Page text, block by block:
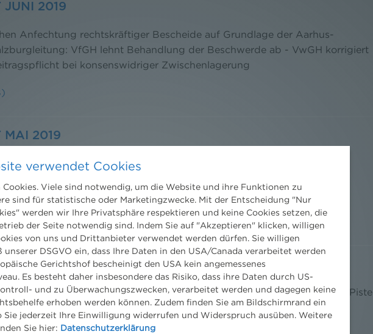
JUNI 2019
Anfechtung rechtskräftiger Bescheide auf Grundlage der Aarhus-
VfGH lehnt Behandlung der Beschwerde ab - VwGH korrigiert
bei konsenswidriger Zwischenlagerung
MAI 2019
durch die AWG-Rechtsbereinigungsnovelle - BVwG zur
Windparks im Rechtsmittelverfahren - Rückblick auf den ersten
die Housewarming Party in der Reisnerstraße 53
APRIL 2019
UVP-pflichtig - VwGH: Revisionen gegen Genehmigung der dritten Piste
- 380 kV Salzburgleitung: Lückenschluss im österreichischen
nächste Genehmigungshürde
verwendet Cookies
Viele sind notwendig, um die Website und ihre Funktionen zu
sind für statistische oder Marketingzwecke. Mit der Entscheidung "Nur
werden wir Ihre Privatsphäre respektieren und keine Cookies setzen, die
der Seite notwendig sind. Indem Sie auf "Akzeptieren" klicken, willigen
von uns und Drittanbieter verwendet werden dürfen. Sie willigen
unserer DSGVO ein, dass Ihre Daten in den USA/Canada verarbeitet werden
Gerichtshof bescheinigt den USA kein angemessenes
Es besteht daher insbesondere das Risiko, dass ihre Daten durch US-
und zu Überwachungszwecken, verarbeitet werden und dagegen keine
erhoben werden können. Zudem finden Sie am Bildschirmrand ein
Sie jederzeit Ihre Einwilligung widerrufen und Widerspruch ausüben. Weitere
Sie hier: Datenschutzerklärung